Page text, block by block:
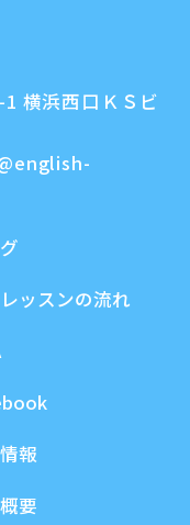
横浜西口ＫＳビ
ッスンの流れ
報
要